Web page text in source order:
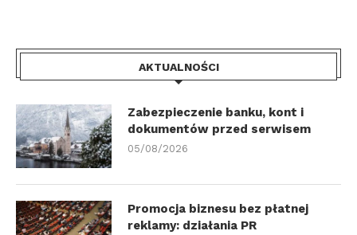
AKTUALNOŚCI
Zabezpieczenie banku, kont i
dokumentów przed serwisem
05/08/2026
Promocja biznesu bez płatnej
reklamy: działania PR